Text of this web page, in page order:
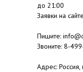
до 21:00
Заявки на
Пишите:
Звоните: 8-
Адрес: